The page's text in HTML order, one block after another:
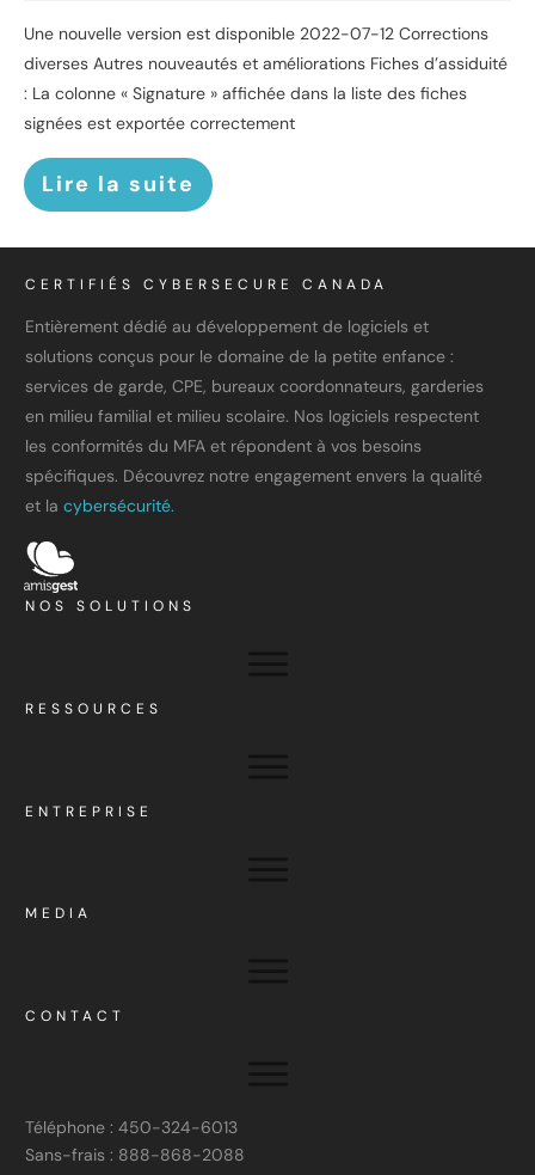
Une nouvelle version est disponible 2022-07-12 Corrections
diverses Autres nouveautés et améliorations Fiches d’assiduité
: La colonne « Signature » affichée dans la liste des fiches
signées est exportée correctement
Lire la suite
CERTIFIÉS CYBERSECURE CANADA
Entièrement dédié au développement de logiciels et
solutions conçus pour le domaine de la petite enfance :
services de garde, CPE, bureaux coordonnateurs, garderies
en milieu familial et milieu scolaire. Nos logiciels respectent
les conformités du MFA et répondent à vos besoins
spécifiques. Découvrez notre engagement envers la qualité
et la cybersécurité.
NOS SOLUTIONS
RESSOURCES
ENTREPRISE
MEDIA
CONTACT
Téléphone : 450-324-6013
Sans-frais : 888-868-2088